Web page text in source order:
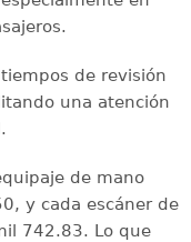
de revisión
una atención
de mano
y cada escáner de
742.83. Lo que